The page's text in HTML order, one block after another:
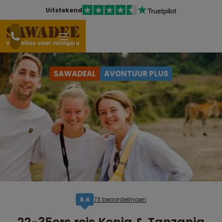
Uitstekend
SAWADEAL AVONTUUR PLUS
8,4 73 beoordelingen